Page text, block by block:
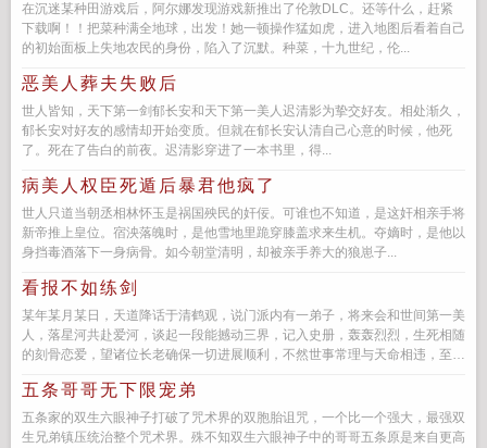
在沉迷某种田游戏后，阿尔娜发现游戏新推出了伦敦DLC。还等什么，赶紧
下载啊！！把菜种满全地球，出发！她一顿操作猛如虎，进入地图后看着自己
的初始面板上失地农民的身份，陷入了沉默。种菜，十九世纪，伦...
恶美人葬夫失败后
世人皆知，天下第一剑郁长安和天下第一美人迟清影为挚交好友。相处渐久，
郁长安对好友的感情却开始变质。但就在郁长安认清自己心意的时候，他死
了。死在了告白的前夜。迟清影穿进了一本书里，得...
病美人权臣死遁后暴君他疯了
世人只道当朝丞相林怀玉是祸国殃民的奸佞。可谁也不知道，是这奸相亲手将
新帝推上皇位。宿泱落魄时，是他雪地里跪穿膝盖求来生机。夺嫡时，是他以
身挡毒酒落下一身病骨。如今朝堂清明，却被亲手养大的狼崽子...
看报不如练剑
某年某月某日，天道降话于清鹤观，说门派内有一弟子，将来会和世间第一美
人，落星河共赴爱河，谈起一段能撼动三界，记入史册，轰轰烈烈，生死相随
的刻骨恋爱，望诸位长老确保一切进展顺利，不然世事常理与天命相违，至此
五条哥哥无下限宠弟
五条家的双生六眼神子打破了咒术界的双胞胎诅咒，一个比一个强大，最强双
生兄弟镇压统治整个咒术界。殊不知双生六眼神子中的哥哥五条原是来自更高